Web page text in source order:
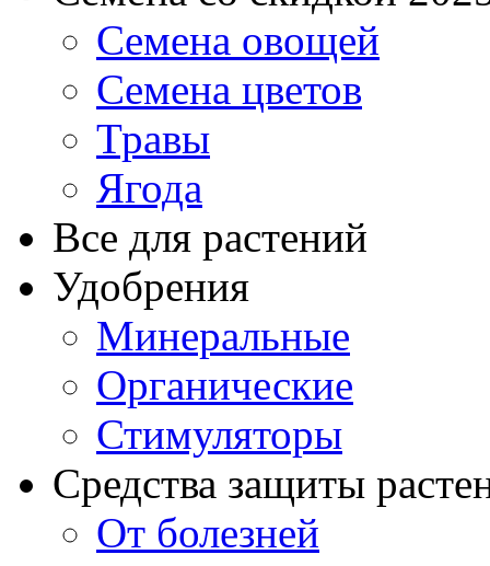
Семена овощей
Семена цветов
Травы
Ягода
Все для растений
Удобрения
Минеральные
Органические
Стимуляторы
Средства защиты
От болезней